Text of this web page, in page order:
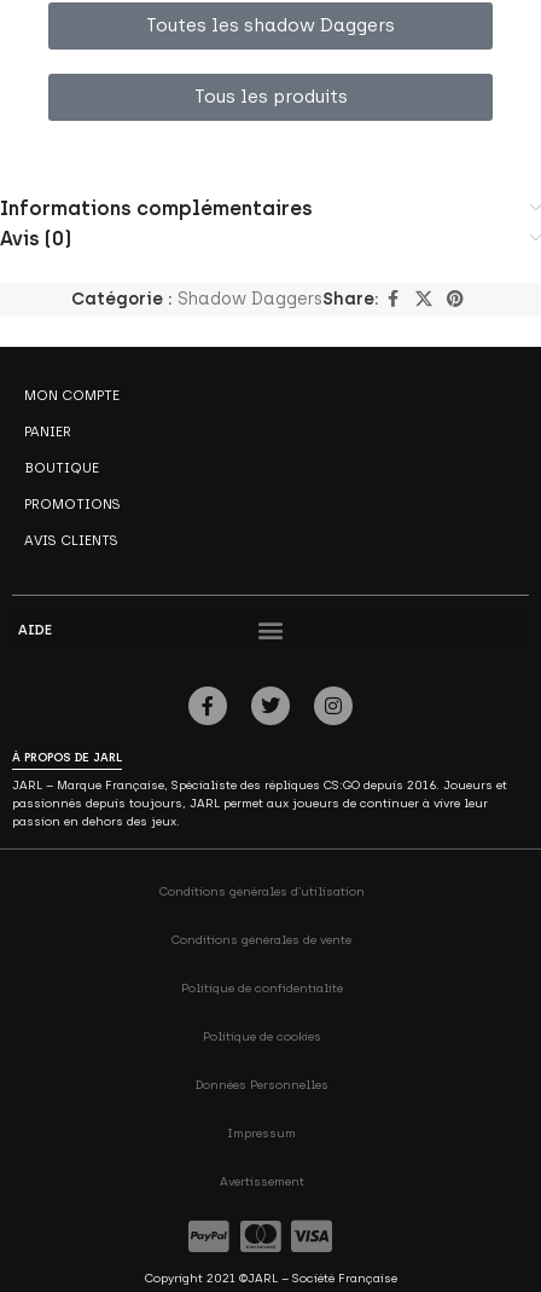
Toutes les shadow Daggers
Tous les produits
Informations complémentaires
Avis (0)
Catégorie : Shadow DaggersShare:
MON COMPTE
PANIER
BOUTIQUE
PROMOTIONS
AVIS CLIENTS
AIDE
À PROPOS DE JARL
JARL – Marque Française, Spécialiste des répliques CS:GO depuis 2016. Joueurs et
passionnés depuis toujours, JARL permet aux joueurs de continuer à vivre leur
passion en dehors des jeux.
Conditions générales d’utilisation
Conditions générales de vente
Politique de confidentialité
Politique de cookies
Données Personnelles
Impressum
Avertissement
Copyright 2021 ©JARL – Société Française